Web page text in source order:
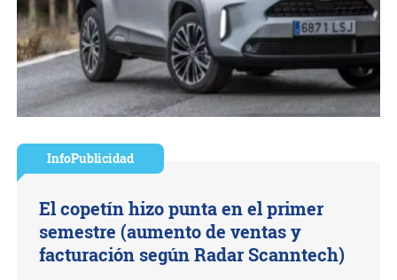
InfoPublicidad
El copetín hizo punta en el primer
semestre (aumento de ventas y
facturación según Radar Scanntech)